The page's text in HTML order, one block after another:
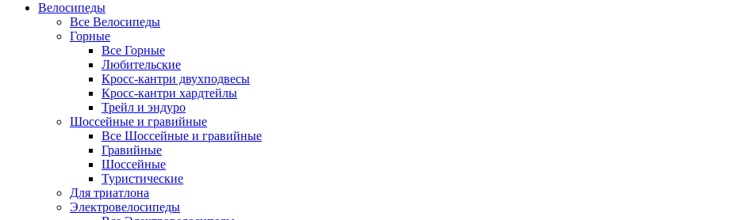
Велосипеды
Все Велосипеды
Горные
Все Горные
Любительские
Кросс-кантри двухподвесы
Кросс-кантри хардтейлы
Трейл и эндуро
Шоссейные и гравийные
Все Шоссейные и гравийные
Гравийные
Шоссейные
Туристические
Для триатлона
Электровелосипеды